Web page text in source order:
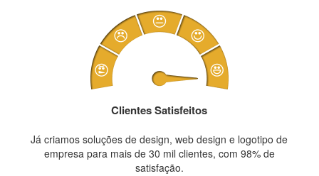
Clientes Satisfeitos
Já criamos soluções de design, web design e logotipo de
empresa para mais de 30 mil clientes, com 98% de
satisfação.